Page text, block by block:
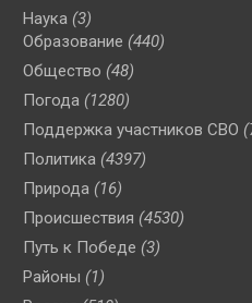
Наука (3)
Образование (440)
Общество (48)
Погода (1280)
Поддержка участников СВО
Политика (4397)
Природа (16)
Происшествия (4530)
Путь к Победе (3)
Районы (1)